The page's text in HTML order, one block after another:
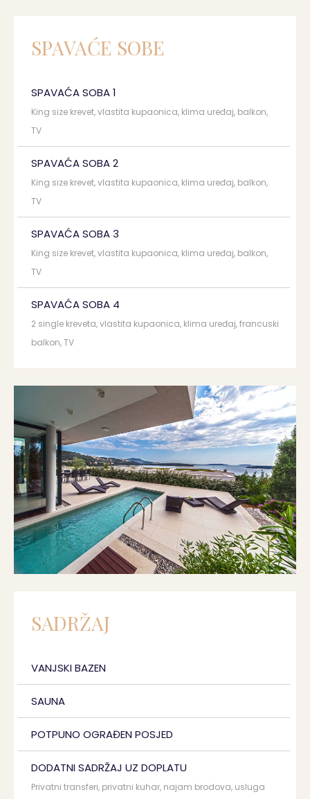
SPAVAĆE SOBE
SPAVAĆA SOBA 1
King size krevet, vlastita kupaonica, klima uređaj, balkon,
TV
SPAVAĆA SOBA 2
King size krevet, vlastita kupaonica, klima uređaj, balkon,
TV
SPAVAĆA SOBA 3
King size krevet, vlastita kupaonica, klima uređaj, balkon,
TV
SPAVAĆA SOBA 4
2 single kreveta, vlastita kupaonica, klima uređaj, francuski
balkon, TV
SADRŽAJ
VANJSKI BAZEN
SAUNA
POTPUNO OGRAĐEN POSJED
DODATNI SADRŽAJ UZ DOPLATU
Privatni transferi, privatni kuhar, najam brodova, usluga